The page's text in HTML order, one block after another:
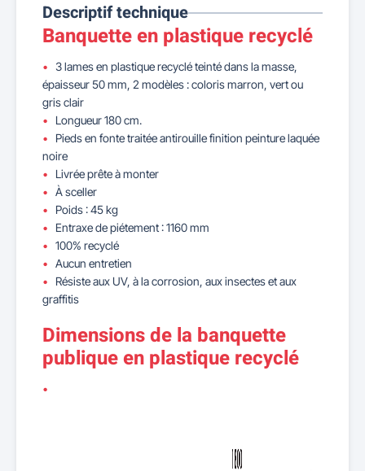
Descriptif technique
Banquette en plastique recyclé
3 lames en plastique recyclé teinté dans la masse,
épaisseur 50 mm, 2 modèles : coloris marron, vert ou
gris clair
Longueur 180 cm.
Pieds en fonte traitée antirouille finition peinture laquée
noire
Livrée prête à monter
À sceller
Poids : 45 kg
Entraxe de piétement : 1160 mm
100% recyclé
Aucun entretien
Résiste aux UV, à la corrosion, aux insectes et aux
graffitis
Dimensions de la banquette
publique en plastique recyclé